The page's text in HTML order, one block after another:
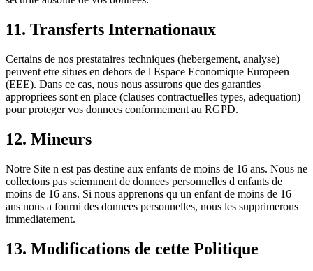
11. Transferts Internationaux
Certains de nos prestataires techniques (hebergement, analyse)
peuvent etre situes en dehors de l Espace Economique Europeen
(EEE). Dans ce cas, nous nous assurons que des garanties
appropriees sont en place (clauses contractuelles types, adequation)
pour proteger vos donnees conformement au RGPD.
12. Mineurs
Notre Site n est pas destine aux enfants de moins de 16 ans. Nous ne
collectons pas sciemment de donnees personnelles d enfants de
moins de 16 ans. Si nous apprenons qu un enfant de moins de 16
ans nous a fourni des donnees personnelles, nous les supprimerons
immediatement.
13. Modifications de cette Politique